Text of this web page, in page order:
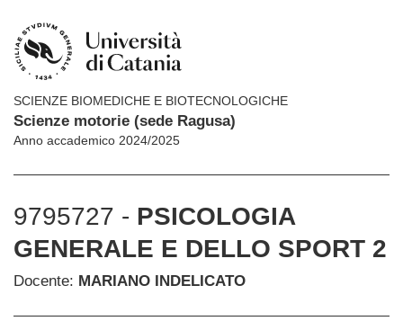
SCIENZE BIOMEDICHE E BIOTECNOLOGICHE
Scienze motorie (sede Ragusa)
Anno accademico 2024/2025
9795727 - PSICOLOGIA
GENERALE E DELLO SPORT 2
Docente: MARIANO INDELICATO